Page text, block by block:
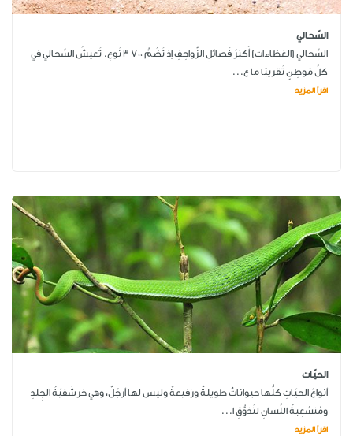
السّحالي
السَّحالي (العَظاءات) أَكبَرُ فَصائلِ الزَّواحِفِ إذ تَضُمُّ 700 3 نَوعٍ. تَعيشُ السَّحالي في
كلِّ مَوطِنٍ تَقريبًا ما ع...
اقرأ المزيد
الحيّات
أنواعُ الحيّاتِ كلُّها حيواناتٌ طويلةٌ ورَفيعةٌ وليس لها أرجُلٌ، وهي حَرشَفيّةُ الجِلدِ
ومُنشعِبةُ اللِّسانِ لتَذوُّقِ ا...
اقرأ المزيد